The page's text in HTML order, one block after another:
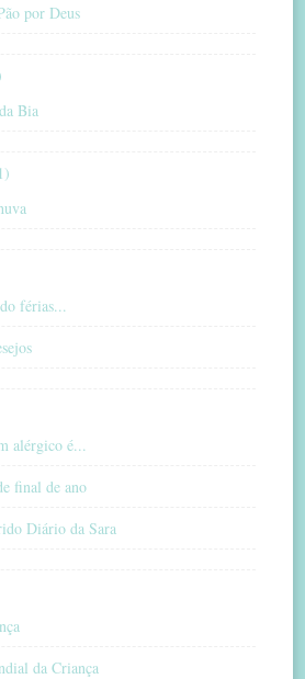
por Deus
Bia
férias...
alérgico é...
final de ano
Diário da Sara
da Criança